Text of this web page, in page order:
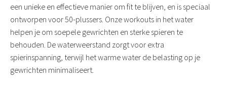
een unieke en effectieve manier om fit te blijven, en is speciaal
ontworpen voor 50-plussers. Onze workouts in het water
helpen je om soepele gewrichten en sterke spieren te
behouden. De waterweerstand zorgt voor extra
spierinspanning, terwijl het warme water de belasting op je
gewrichten minimaliseert.